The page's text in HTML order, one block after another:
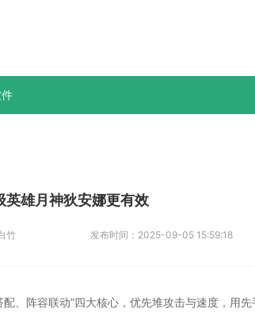
英雄月神狄安娜更有效
竹 发布时间： 2025-09-05 15:59:18
、阵容联动”四大核心，优先堆攻击与速度，用